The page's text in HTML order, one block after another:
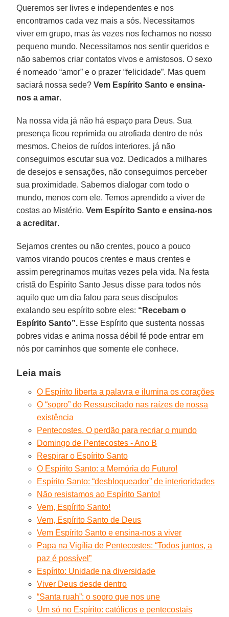
Queremos ser livres e independentes e nos
encontramos cada vez mais a sós. Necessitamos
viver em grupo, mas às vezes nos fechamos no nosso
pequeno mundo. Necessitamos nos sentir queridos e
não sabemos criar contatos vivos e amistosos. O sexo
é nomeado “amor” e o prazer “felicidade”. Mas quem
saciará nossa sede?Vem Espírito Santo e ensina-
nos a amar.
Na nossa vida já não há espaço para Deus. Sua
presença ficou reprimida ou atrofiada dentro de nós
mesmos. Cheios de ruídos interiores, já não
conseguimos escutar sua voz. Dedicados a milhares
de desejos e sensações, não conseguimos perceber
sua proximidade. Sabemos dialogar com todo o
mundo, menos com ele. Temos aprendido a viver de
costas ao Mistério.Vem Espírito Santo e ensina-nos
a acreditar.
Sejamos crentes ou não crentes, pouco a pouco
vamos virando poucos crentes e maus crentes e
assim peregrinamos muitas vezes pela vida. Na festa
cristã do Espírito Santo Jesus disse para todos nós
aquilo que um dia falou para seus discípulos
exalando seu espírito sobre eles: “Recebam o
Espírito Santo”. Esse Espírito que sustenta nossas
pobres vidas e anima nossa débil fé pode entrar em
nós por caminhos que somente ele conhece.
Leia mais
O Espírito liberta a palavra e ilumina os corações
O “sopro” do Ressuscitado nas raízes de nossa
existência
Pentecostes. O perdão para recriar o mundo
Domingo de Pentecostes - Ano B
Respirar o Espírito Santo
O Espírito Santo: a Memória do Futuro!
Espírito Santo: “desbloqueador” de interioridades
Não resistamos ao Espírito Santo!
Vem, Espírito Santo!
Vem, Espírito Santo de Deus
Vem Espírito Santo e ensina-nos a viver
Papa na Vigília de Pentecostes: “Todos juntos, a
paz é possível”
Espírito: Unidade na diversidade
Viver Deus desde dentro
“Santa ruah”: o sopro que nos une
Um só no Espírito: católicos e pentecostais